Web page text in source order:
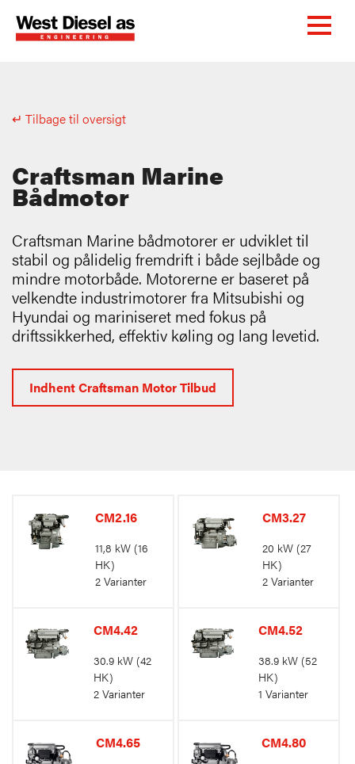
↵ Tilbage til oversigt
Craftsman Marine
Bådmotor
Craftsman Marine bådmotorer er udviklet til
stabil og pålidelig fremdrift i både sejlbåde og
mindre motorbåde. Motorerne er baseret på
velkendte industrimotorer fra Mitsubishi og
Hyundai og mariniseret med fokus på
driftssikkerhed, effektiv køling og lang levetid.
Indhent Craftsman Motor Tilbud
CM2.16
11,8 kW (16
HK)
2 Varianter
CM3.27
20 kW (27
HK)
2 Varianter
CM4.42
30.9 kW (42
HK)
2 Varianter
CM4.52
38.9 kW (52
HK)
1 Varianter
CM4.65 CM4.80